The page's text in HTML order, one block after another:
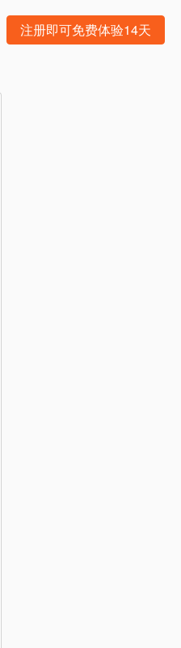
注册即可免费体验14天